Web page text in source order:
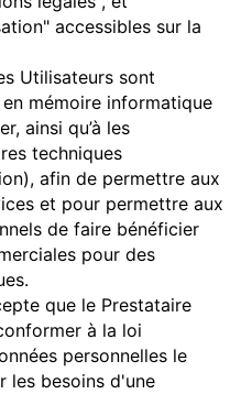
accessibles sur la
Utilisateurs sont
mémoire informatique
ainsi qu’à les
techniques
afin de permettre aux
et pour permettre aux
de faire bénéficier
pour des
que le Prestataire
à la loi
personnelles le
les besoins d'une